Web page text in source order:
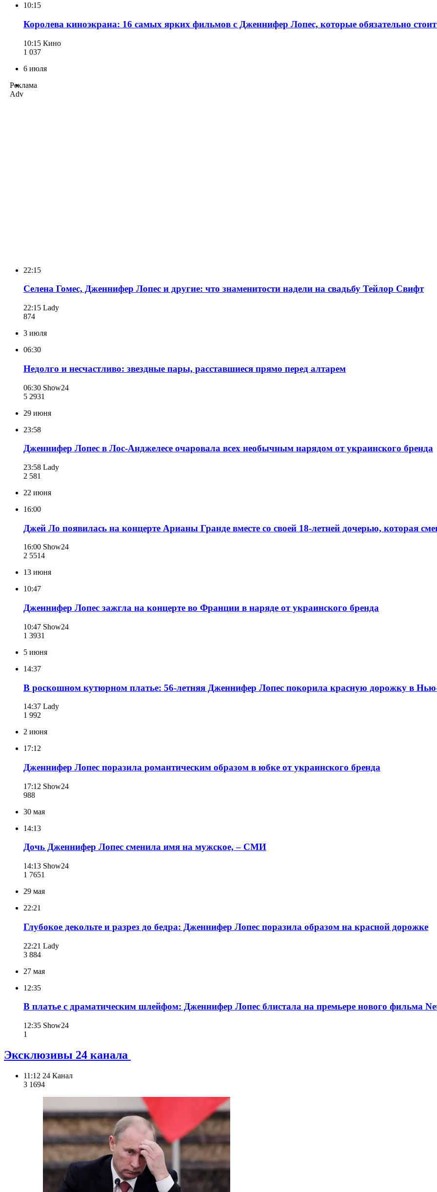
10:15
Королева киноэкрана: 16 самых ярких фильмов с Дженнифер Лопес, которые обязательно
10:15 Кино
1 037
6 июля
Реклама
Adv
22:15
Селена Гомес, Дженнифер Лопес и другие: что знаменитости надели на свадьбу Тейлор Свифт
22:15 Lady
874
3 июля
06:30
Недолго и несчастливо: звездные пары, расставшиеся прямо перед алтарем
06:30 Show24
5 2931
29 июня
23:58
Дженнифер Лопес в Лос-Анджелесе очаровала всех необычным нарядом от украинского бренда
23:58 Lady
2 581
22 июня
16:00
Джей Ло появилась на концерте Арианы Гранде вместе со своей 18-летней дочерью, которая
16:00 Show24
2 5514
13 июня
10:47
Дженнифер Лопес зажгла на концерте во Франции в наряде от украинского бренда
10:47 Show24
1 3931
5 июня
14:37
В роскошном кутюрном платье: 56-летняя Дженнифер Лопес покорила красную дорожку в
14:37 Lady
1 992
2 июня
17:12
Дженнифер Лопес поразила романтическим образом в юбке от украинского бренда
17:12 Show24
988
30 мая
14:13
Дочь Дженнифер Лопес сменила имя на мужское, – СМИ
14:13 Show24
1 7651
29 мая
22:21
Глубокое декольте и разрез до бедра: Дженнифер Лопес поразила образом на красной дорожке
22:21 Lady
3 884
27 мая
12:35
В платье с драматическим шлейфом: Дженнифер Лопес блистала на премьере нового фильма
12:35 Show24
1
Эксклюзивы 24 канала
11:12 24 Канал
3 1694